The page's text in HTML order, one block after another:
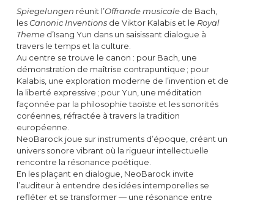
Spiegelungen réunit l’Offrande musicale de Bach,
lesCanonic Inventions de Viktor Kalabis et le Royal
Theme d’Isang Yun dans un saisissant dialogue à
travers le temps et la culture.
Au centre se trouve le canon : pour Bach, une
démonstration de maîtrise contrapuntique ; pour
Kalabis, une exploration moderne de l’invention et de
la liberté expressive ; pour Yun, une méditation
façonnée par la philosophie taoïste et les sonorités
coréennes, réfractée à travers la tradition
européenne.
NeoBarock joue sur instruments d’époque, créant un
univers sonore vibrant où la rigueur intellectuelle
rencontre la résonance poétique.
En les plaçant en dialogue, NeoBarock invite
l’auditeur à entendre des idées intemporelles se
refléter et se transformer — une résonance entre